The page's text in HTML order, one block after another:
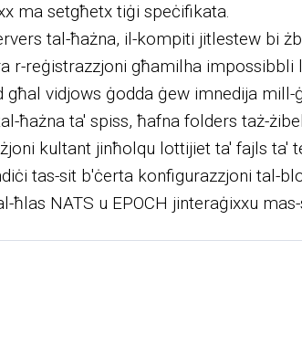
ma setgħetx tiġi speċifikata.
tal-ħażna, il-kompiti jitlestew bi
r-reġistrazzjoni għamilha
vidjows ġodda ġew imnedija
ħażna ta' spiss, ħafna folders taż-
kultant jinħolqu lottijiet ta' fajls ta'
tas-sit b'ċerta konfigurazzjoni tal-
NATS u EPOCH jinteraġixxu